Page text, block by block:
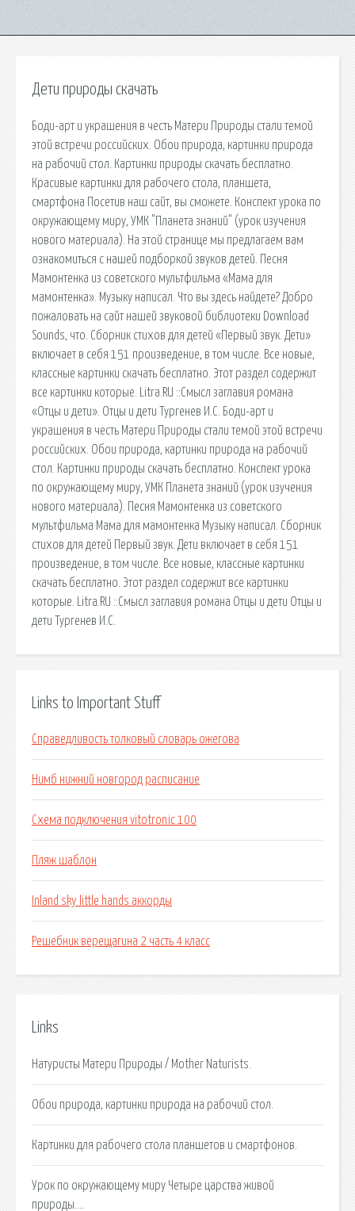
Дети природы скачать
Боди-арт и украшения в честь Матери Природы стали темой
этой встречи российских. Обои природа, картинки природа
на рабочий стол. Картинки природы скачать бесплатно.
Красивые картинки для рабочего стола, планшета,
смартфона Посетив наш сайт, вы сможете. Конспект урока по
окружающему миру, УМК "Планета знаний" (урок изучения
нового материала). На этой странице мы предлагаем вам
ознакомиться с нашей подборкой звуков детей. Песня
Мамонтенка из советского мультфильма «Мама для
мамонтенка». Музыку написал. Что вы здесь найдете? Добро
пожаловать на сайт нашей звуковой библиотеки Download
Sounds, что. Сборник стихов для детей «Первый звук. Дети»
включает в себя 151 произведение, в том числе. Все новые,
классные картинки скачать бесплатно. Этот раздел содержит
все картинки которые. Litra.RU ::Смысл заглавия романа
«Отцы и дети». Отцы и дети Тургенев И.С. Боди-арт и
украшения в честь Матери Природы стали темой этой встречи
российских. Обои природа, картинки природа на рабочий
стол. Картинки природы скачать бесплатно. Конспект урока
по окружающему миру, УМК Планета знаний (урок изучения
нового материала). Песня Мамонтенка из советского
мультфильма Мама для мамонтенка Музыку написал. Сборник
стихов для детей Первый звук. Дети включает в себя 151
произведение, в том числе. Все новые, классные картинки
скачать бесплатно. Этот раздел содержит все картинки
которые. Litra.RU ::Смысл заглавия романа Отцы и дети Отцы и
дети Тургенев И.С.
Links to Important Stuff
Справедливость толковый словарь ожегова
Нимб нижний новгород расписание
Схема подключения vitotronic 100
Пляж шаблон
Inland sky little hands аккорды
Решебник верещагина 2 часть 4 класс
Links
Натуристы Матери Природы / Mother Naturists.
Обои природа, картинки природа на рабочий стол.
Картинки для рабочего стола планшетов и смартфонов.
Урок по окружающему миру Четыре царства живой
природы….